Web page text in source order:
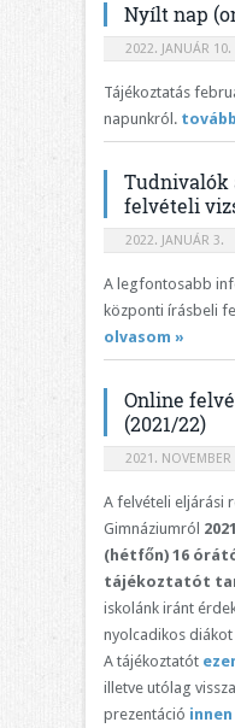
Nyílt nap
2022. JANUÁR 10.
Tájékoztatás
napunkról.
Tudnivalók
felvételi
2022. JANUÁR 3.
A legfontosabb
központi írásbeli
olvasom »
Online
(2021/22)
2021. NOVEMBER
A felvételi eljárási
Gimnáziumról
(hétfőn) 16
tájékoztatót
iskolánk iránt
nyolcadikos diákot
A tájékoztatót
illetve utólag
prezentáció innen